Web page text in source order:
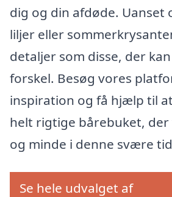
dig og din afdøde. Uanset
liljer eller
detaljer som disse, der
forskel. Besøg vores
inspiration og få hjælp til
helt rigtige bårebuket,
og minde i denne svære
Se hele udvalget af